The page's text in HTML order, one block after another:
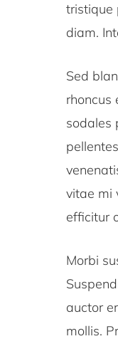
tristique
diam.
Sed
rhoncus
sodales
vitae mi
efficitur
Morbi
auctor
mollis.